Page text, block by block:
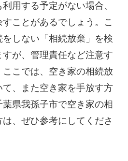
用する予定がない場合、
ことがあるでしょう。こ
しない「相続放棄」を検
が、管理責任など注意す
こでは、空き家の相続放
、また空き家を手放す方
県我孫子市で空き家の相
、ぜひ参考にしてくださ